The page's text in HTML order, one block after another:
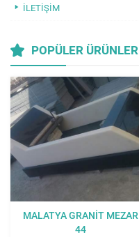
İLETIŞIM
POPÜLER ÜRÜNLER
MALATYA GRANIT MEZAR
44